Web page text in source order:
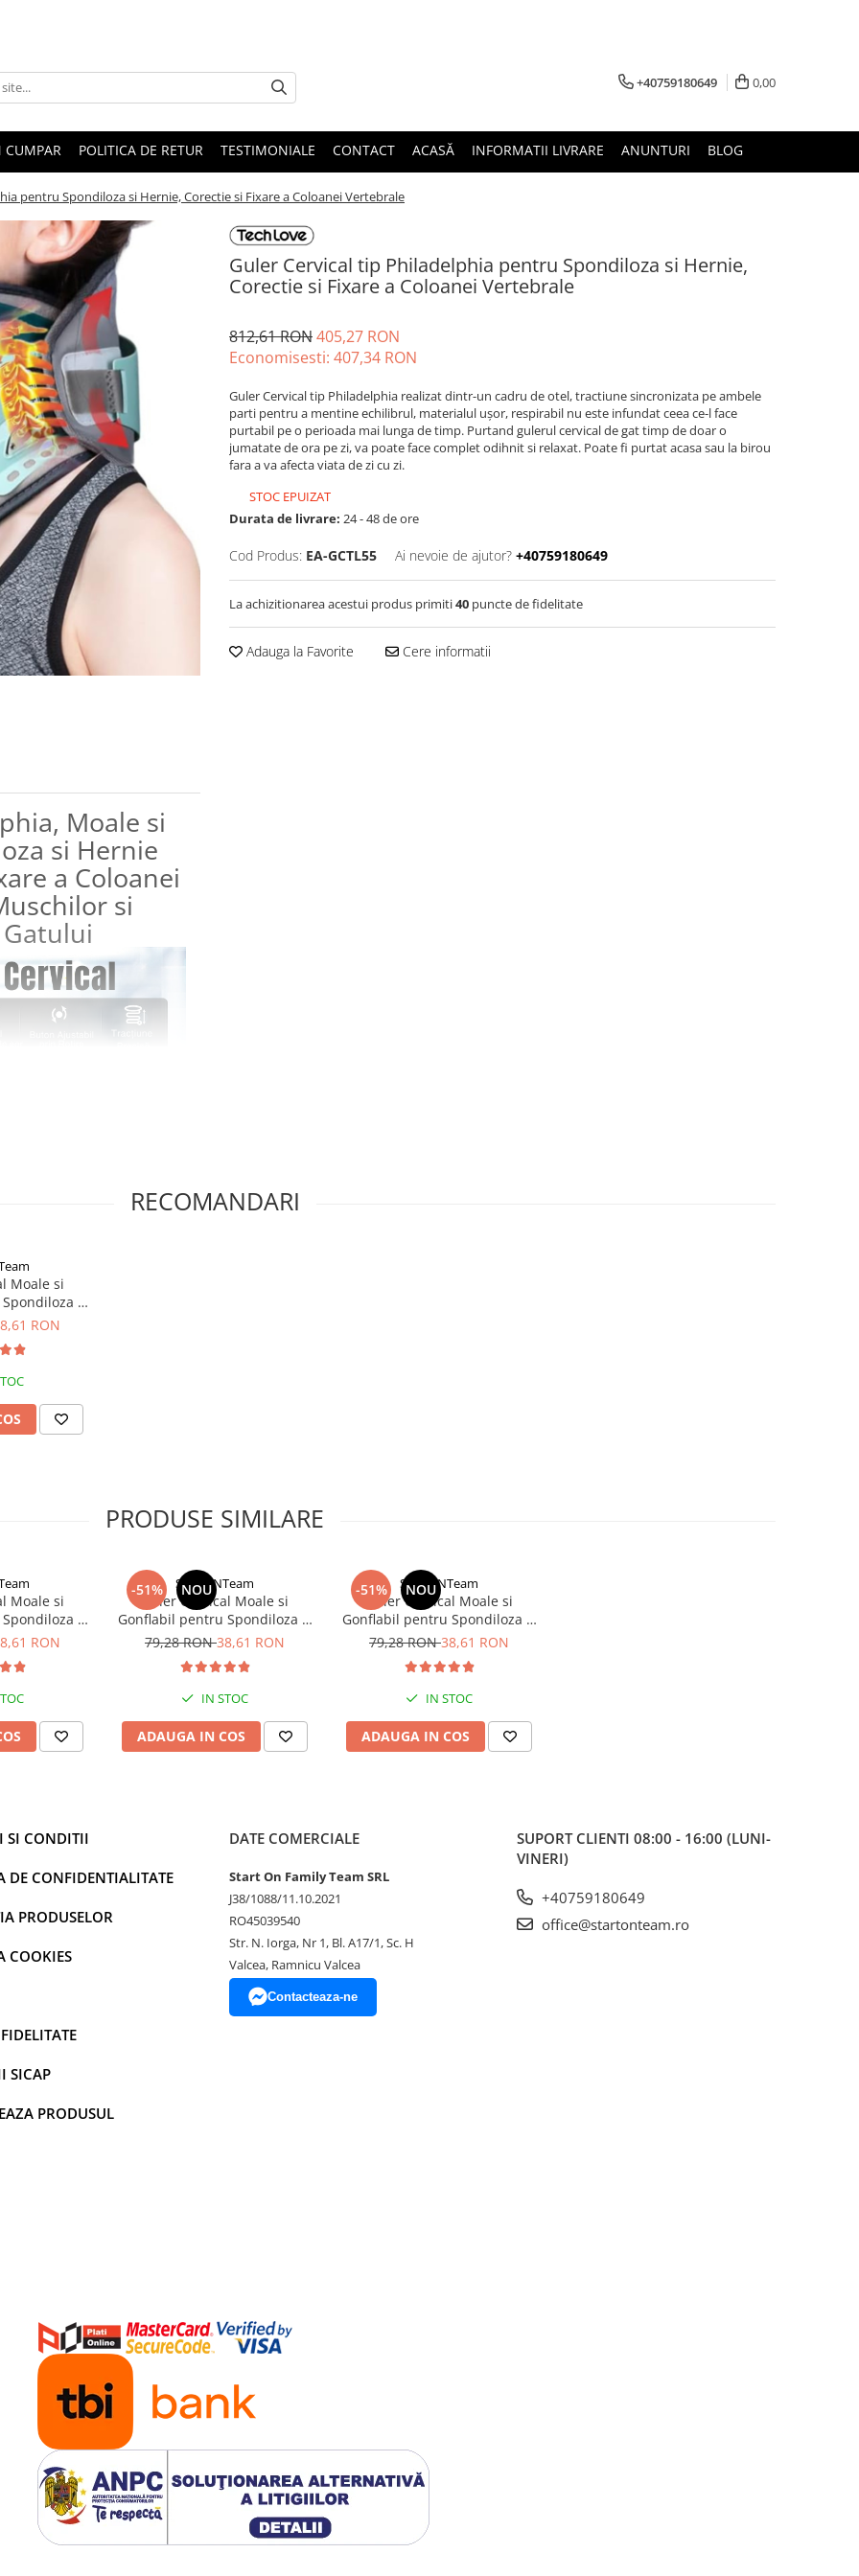
+40759180649 0,00
CUMPAR POLITICA DE RETUR TESTIMONIALE CONTACT ACASĂ INFORMATII LIVRARE ANUNTURI BLOG
pentru Spondiloza si Hernie, Corectie si Fixare a Coloanei Vertebrale
Guler Cervical tip Philadelphia pentru Spondiloza si Hernie,
Corectie si Fixare a Coloanei Vertebrale
812,61 RON405,27 RON
Economisesti: 407,34 RON
Guler Cervical tip Philadelphia realizat dintr-un cadru de otel, tractiune sincronizata pe ambele
parti pentru a mentine echilibrul, materialul ușor, respirabil nu este infundat ceea ce-l face
purtabil pe o perioada mai lunga de timp. Purtand gulerul cervical de gat timp de doar o
jumatate de ora pe zi, va poate face complet odihnit si relaxat. Poate fi purtat acasa sau la birou
fara a va afecta viata de zi cu zi.
STOC EPUIZAT
Durata de livrare: 24 - 48 de ore
Cod Produs: EA-GCTL55 Ai nevoie de ajutor? +40759180649
La achizitionarea acestui produs primiti40 puncte de fidelitate
Adauga la Favorite Cere informatii
Moale si
si Hernie
a Coloanei
si
coloana cervicala intr-
fiziologică a coloanei
Versiunea noastră
din față reglează
inelul gâtului împinge
deflație. Targa gâtului
Acesta poate fi ajustat pentru
ușoară, materialul
perioadă de timp.
și să îl utilizați de două ori pe
sau la birou fara a afecta
alungește mușchii gâtului
o ameliorare rapidă și de
cervicale. Potrivit pentru
cervicală, îmbunătățește
RECOMANDARI
Moale si
si
RON
PRODUSE SIMILARE
Moale si
si
RON
-51% NOU
StartONTeam
Guler Cervical Moale si
Gonflabil pentru Spondiloza si
Hernie Cervicala
79,28 RON38,61 RON
IN STOC
ADAUGA IN COS
-51% NOU
StartONTeam
Guler Cervical Moale si
Gonflabil pentru Spondiloza si
Hernie Cervicala
79,28 RON38,61 RON
IN STOC
ADAUGA IN COS
SI CONDITII
DE CONFIDENTIALITATE
PRODUSELOR
COOKIES
SICAP
PRODUSUL
DATE COMERCIALE
Start On Family Team SRL
J38/1088/11.10.2021
RO45039540
Str. N. Iorga, Nr 1, Bl. A17/1, Sc. H
Valcea, Ramnicu Valcea
Contacteaza-ne
SUPORT CLIENTI 08:00 - 16:00 (LUNI-
VINERI)
+40759180649
office@startonteam.ro